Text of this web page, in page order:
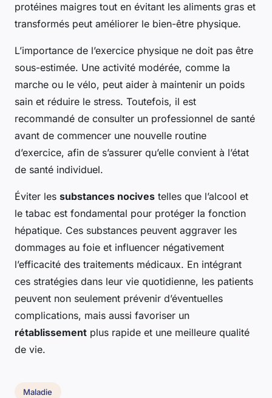
protéines maigres tout en évitant les aliments gras et
transformés peut améliorer le bien-être physique.
L’importance de l’exercice physique ne doit pas être
sous-estimée. Une activité modérée, comme la
marche ou le vélo, peut aider à maintenir un poids
sain et réduire le stress. Toutefois, il est
recommandé de consulter un professionnel de santé
avant de commencer une nouvelle routine
d’exercice, afin de s’assurer qu’elle convient à l’état
de santé individuel.
Éviter les substances nocives telles que l’alcool et
le tabac est fondamental pour protéger la fonction
hépatique. Ces substances peuvent aggraver les
dommages au foie et influencer négativement
l’efficacité des traitements médicaux. En intégrant
ces stratégies dans leur vie quotidienne, les patients
peuvent non seulement prévenir d’éventuelles
complications, mais aussi favoriser un
rétablissement plus rapide et une meilleure qualité
de vie.
Maladie